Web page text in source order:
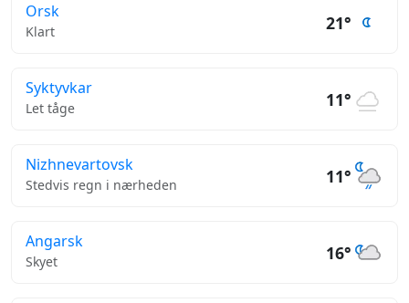
Orsk
Klart 21°
Syktyvkar
Let tåge 11°
Nizhnevartovsk
Stedvis regn i nærheden 11°
Angarsk
Skyet 16°